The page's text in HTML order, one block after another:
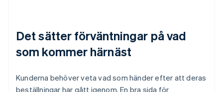
Det sätter förväntningar på vad
som kommer härnäst
Kunderna behöver veta vad som händer efter att deras
beställningar har gått igenom. En bra sida för